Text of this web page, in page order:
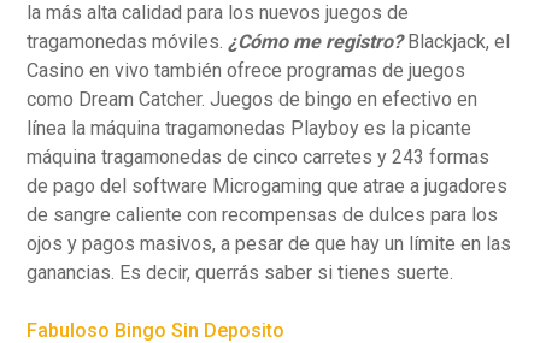
la más alta calidad para los nuevos juegos de
tragamonedas móviles.¿Cómo me registro?Blackjack, el
Casino en vivo también ofrece programas de juegos
como Dream Catcher. Juegos de bingo en efectivo en
línea la máquina tragamonedas Playboy es la picante
máquina tragamonedas de cinco carretes y 243 formas
de pago del software Microgaming que atrae a jugadores
de sangre caliente con recompensas de dulces para los
ojos y pagos masivos, a pesar de que hay un límite en las
ganancias. Es decir, querrás saber si tienes suerte.
Fabuloso Bingo Sin Deposito